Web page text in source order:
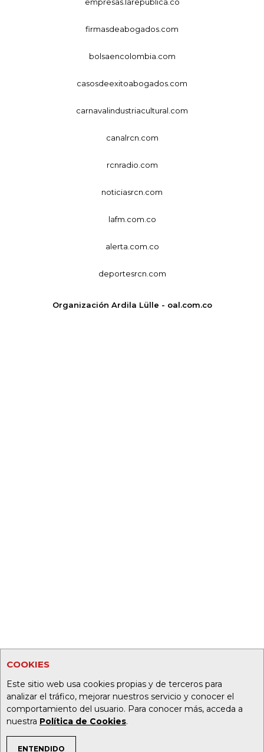
COOKIES
Este sitio web usa cookies propias y de terceros para
analizar el tráfico, mejorar nuestros servicio y conocer el
comportamiento del usuario. Para conocer más, acceda a
nuestra Política de Cookies.
ENTENDIDO
firmasdeabogados.com
bolsaencolombia.com
casosdeexitoabogados.com
carnavalindustriacultural.com
canalrcn.com
rcnradio.com
noticiasrcn.com
lafm.com.co
alerta.com.co
deportesrcn.com
Organización Ardila Lülle - oal.com.co